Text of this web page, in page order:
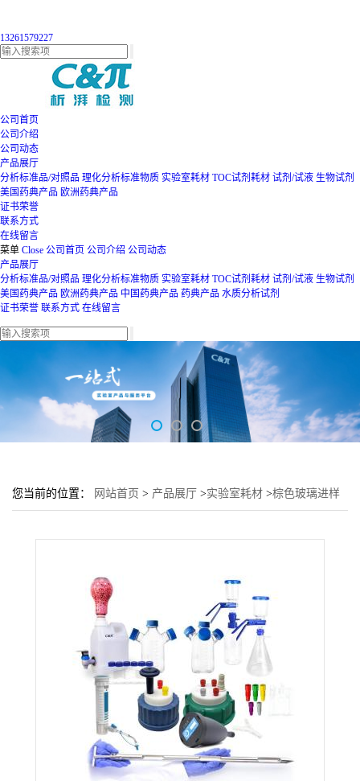
13261579227
公司首页
公司介绍
公司动态
产品展厅
分析标准品/对照品 理化分析标准物质 实验室耗材 TOC试剂耗材 试剂/试液 生物试剂
美国药典产品 欧洲药典产品
证书荣誉
联系方式
在线留言
菜单 Close 公司首页 公司介绍 公司动态
产品展厅
分析标准品/对照品 理化分析标准物质 实验室耗材 TOC试剂耗材 试剂/试液 生物试剂
美国药典产品 欧洲药典产品 中国药典产品 药典产品 水质分析试剂
证书荣誉 联系方式 在线留言
您当前的位置： 网站首页 > 产品展厅 >实验室耗材 >棕色玻璃进样